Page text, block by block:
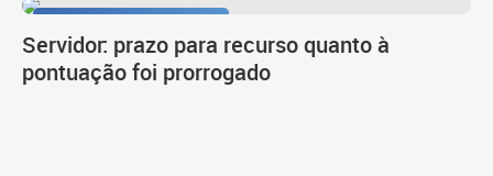
Servidor: prazo para recurso quanto à
pontuação foi prorrogado